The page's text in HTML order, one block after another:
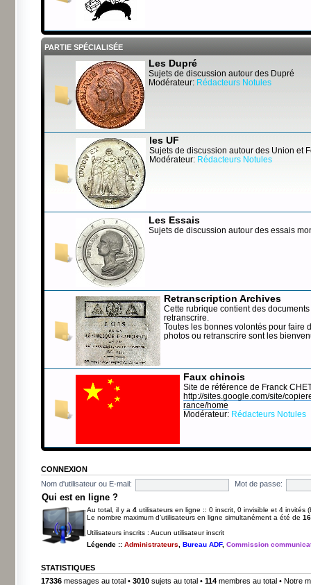
PARTIE SPÉCIALISÉE
Les Dupré
Sujets de discussion autour des Dupré
Modérateur: Rédacteurs Notules
les UF
Sujets de discussion autour des Union et
Modérateur: Rédacteurs Notules
Les Essais
Sujets de discussion autour des essais
Retranscription Archives
Cette rubrique contient des
retranscrire.
Toutes les bonnes volontés pour faire
photos ou retranscrire sont les
Faux chinois
Site de référence de Franck
http://sites.google.com/site/
rance/home
Modérateur: Rédacteurs Notules
CONNEXION
Nom d'utilisateur ou E-mail:
Mot de passe:
Qui est en ligne ?
Au total, il y a 4 utilisateurs en ligne :: 0 inscrit, 0 invisible et 4 invités
Le nombre maximum d’utilisateurs en ligne simultanément a été de
Utilisateurs inscrits : Aucun utilisateur inscrit
Légende :: Administrateurs Bureau ADF, Commission
STATISTIQUES
17336 messages au total • 3010 sujets au total • 114 membres au total • Notre